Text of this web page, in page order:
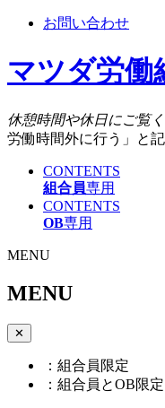
お問い合わせ
マツダ労働
休憩時間や休日にご覧
労働時間外に行う」と
CONTENTS
組合員専用
CONTENTS
OB専用
MENU
MENU
✕
：組合員限定
：組合員とOB限定